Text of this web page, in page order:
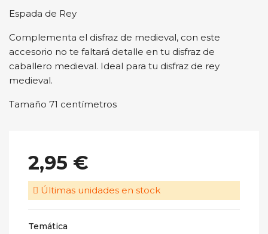
Espada de Rey
Complementa el disfraz de medieval, con este
accesorio no te faltará detalle en tu disfraz de
caballero medieval. Ideal para tu disfraz de rey
medieval.
Tamaño 71 centímetros
2,95 €
Últimas unidades en stock
Temática